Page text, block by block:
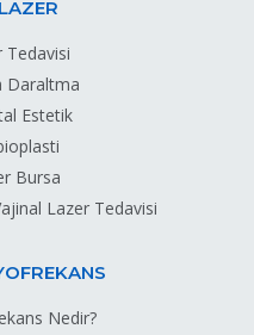
Tedavisi
Daraltma
Estetik
Bursa
Lazer Tedavisi
Nedir?